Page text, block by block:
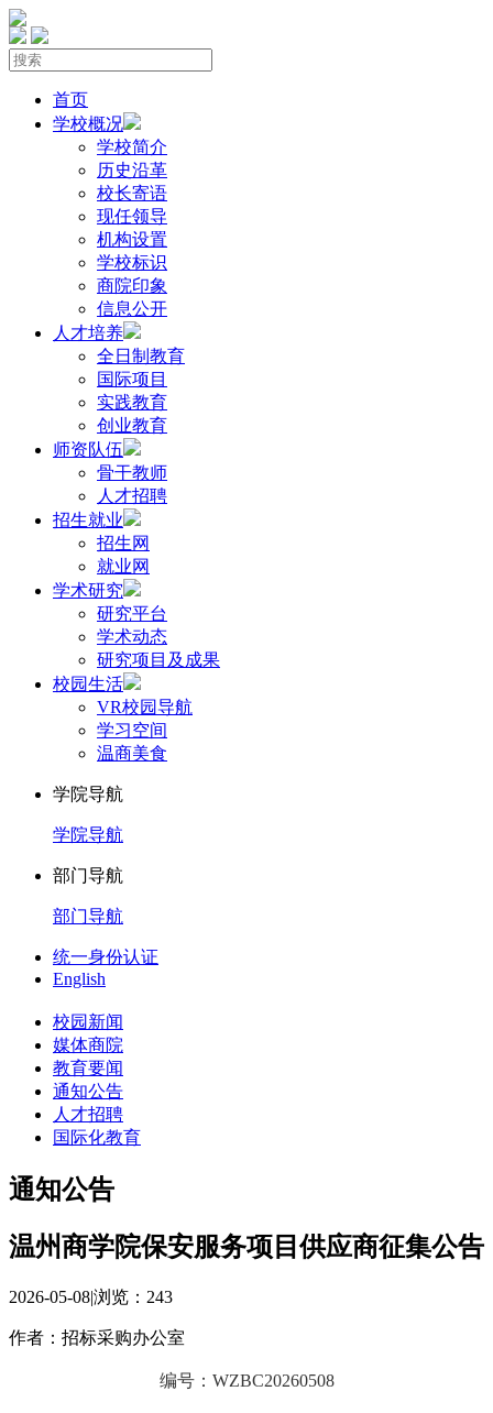
首页
学校概况
学校简介
历史沿革
校长寄语
现任领导
机构设置
学校标识
商院印象
信息公开
人才培养
全日制教育
国际项目
实践教育
创业教育
师资队伍
骨干教师
人才招聘
招生就业
招生网
就业网
学术研究
研究平台
学术动态
研究项目及成果
校园生活
VR校园导航
学习空间
温商美食
学院导航
学院导航
部门导航
部门导航
统一身份认证
English
校园新闻
媒体商院
教育要闻
通知公告
人才招聘
国际化教育
通知公告
温州商学院保安服务项目供应商征集公告
2026-05-08|浏览： 243
作者：招标采购办公室
编号：WZBC20260508